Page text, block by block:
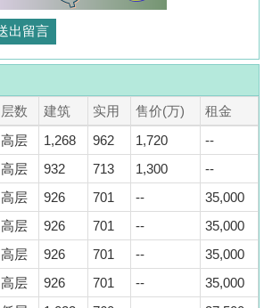
层数 建筑 实用 售价(万)
租金
高层 1,268 962 1,720
--
高层 932 713 1,300
--
高层 926 701 --
35,000
高层 926 701 --
35,000
高层 926 701 --
35,000
高层 926 701 --
35,000